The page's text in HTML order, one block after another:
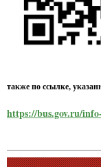
также по ссылке,
https://bus.gov.ru/